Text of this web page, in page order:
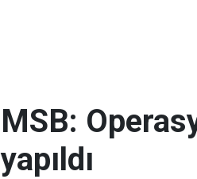
MSB:
yapıldı